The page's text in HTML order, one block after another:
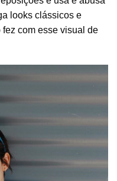
looks clássicos e
com esse visual de